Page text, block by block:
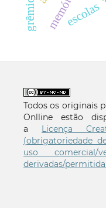
escolas
Todos os originais
Onlline estão
a
Licença
(obrigatoriedade
uso
derivadas/